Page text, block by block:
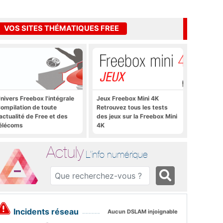
VOS SITES THÉMATIQUES FREE
Freebox l'intégrale
de toute
de Free et des
Jeux Freebox Mini 4K
Retrouvez tous les tests
des jeux sur la Freebox Mini
4K
Actuly L'info numérique
Incidents réseau Aucun DSLAM injoignable